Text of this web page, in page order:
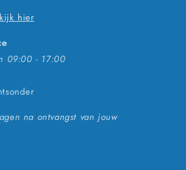
hier
09:00 - 17:00
na ontvangst van jouw